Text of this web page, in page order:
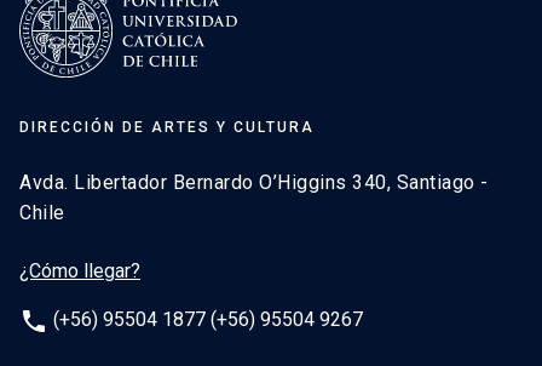
DIRECCIÓN DE ARTES Y CULTURA
Avda. Libertador Bernardo O’Higgins 340, Santiago -
Chile
¿Cómo llegar?
phone (+56) 95504 1877 (+56) 95504 9267